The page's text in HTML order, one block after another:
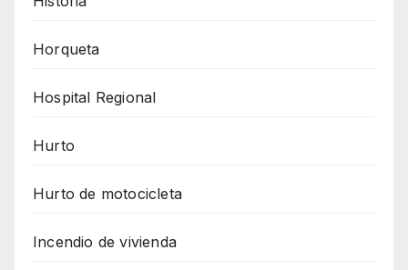
Horqueta
Hospital Regional
Hurto
Hurto de motocicleta
Incendio de vivienda